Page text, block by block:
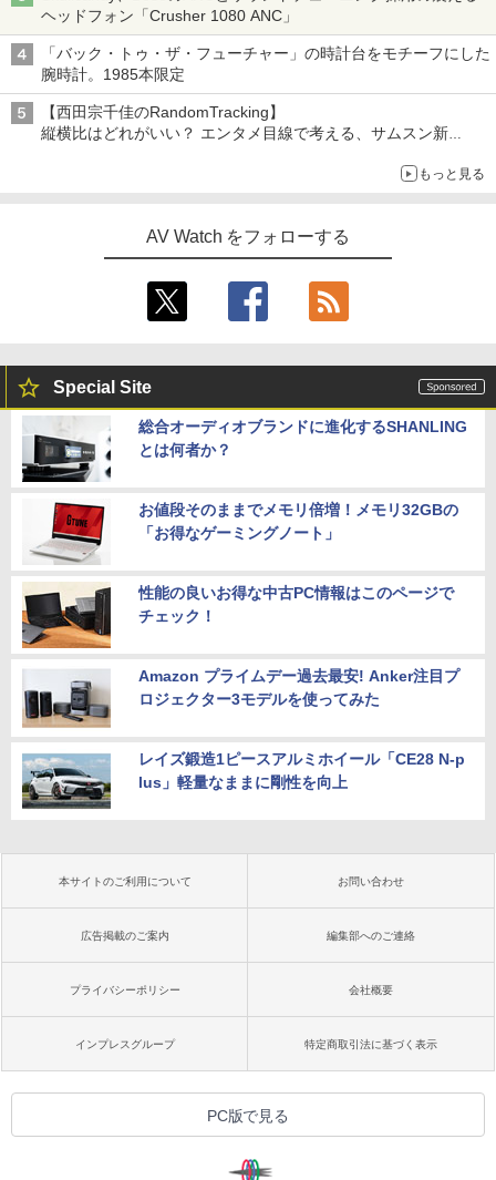
ヘッドフォン「Crusher 1080 ANC」
「バック・トゥ・ザ・フューチャー」の時計台をモチーフにした
腕時計。1985本限定
【西田宗千佳のRandomTracking】
縦横比はどれがいい？ エンタメ目線で考える、サムスン新
もっと見る
AV Watch をフォローする
Special Site
総合オーディオブランドに進化するSHANLING
とは何者か？
お値段そのままでメモリ倍増！メモリ32GBの
「お得なゲーミングノート」
性能の良いお得な中古PC情報はこのページで
チェック！
Amazon プライムデー過去最安! Anker注目プ
ロジェクター3モデルを使ってみた
レイズ鍛造1ピースアルミホイール「CE28 N-p
lus」軽量なままに剛性を向上
本サイトのご利用について お問い合わせ
広告掲載のご案内 編集部へのご連絡
プライバシーポリシー 会社概要
インプレスグループ 特定商取引法に基づく表示
PC版で見る